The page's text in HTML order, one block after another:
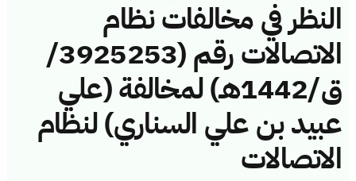
النظر في مخالفات نظام
الاتصالات رقم (3925253/
ق/1442هـ) لمخالفة (علي
عبيد بن علي السناري) لنظام
الاتصالات